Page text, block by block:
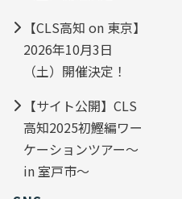
【CLS高知 on 東京】
2026年10月3日
（土）開催決定！
【サイト公開】CLS
高知2025初鰹編ワー
ケーションツアー～
in 室戸市～